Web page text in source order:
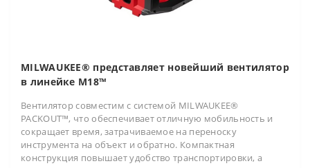
MILWAUKEE® представляет новейший вентилятор
в линейке M18™
Вентилятор совместим с системой MILWAUKEE®
PACKOUT™, что обеспечивает отличную мобильность и
сокращает время, затрачиваемое на переноску
инструмента на объект и обратно. Компактная
конструкция повышает удобство транспортировки, а